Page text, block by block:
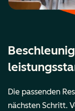
Die passenden
nächsten Schritt.